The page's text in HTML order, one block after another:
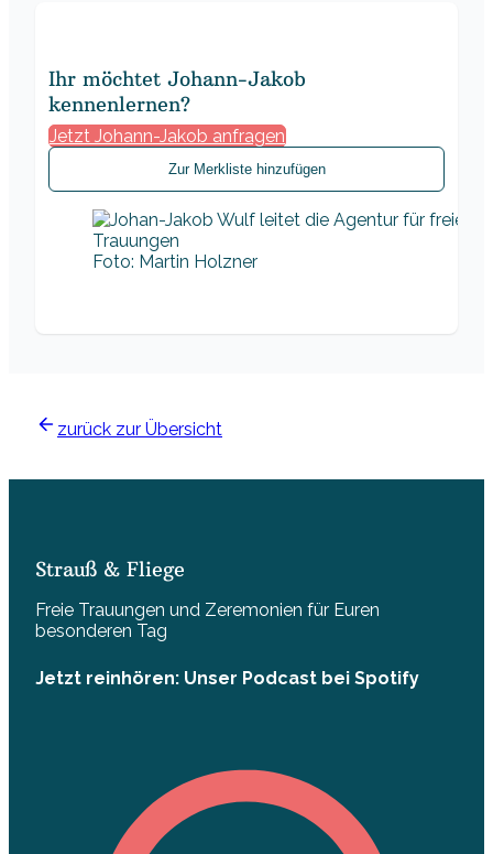
Ihr möchtet Johann-Jakob
kennenlernen?
Jetzt Johann-Jakob anfragen
Zur Merkliste hinzufügen
Foto: Martin Holzner
zurück zur Übersicht
Strauß & Fliege
Freie Trauungen und Zeremonien für Euren
besonderen Tag
Jetzt reinhören: Unser Podcast bei Spotify